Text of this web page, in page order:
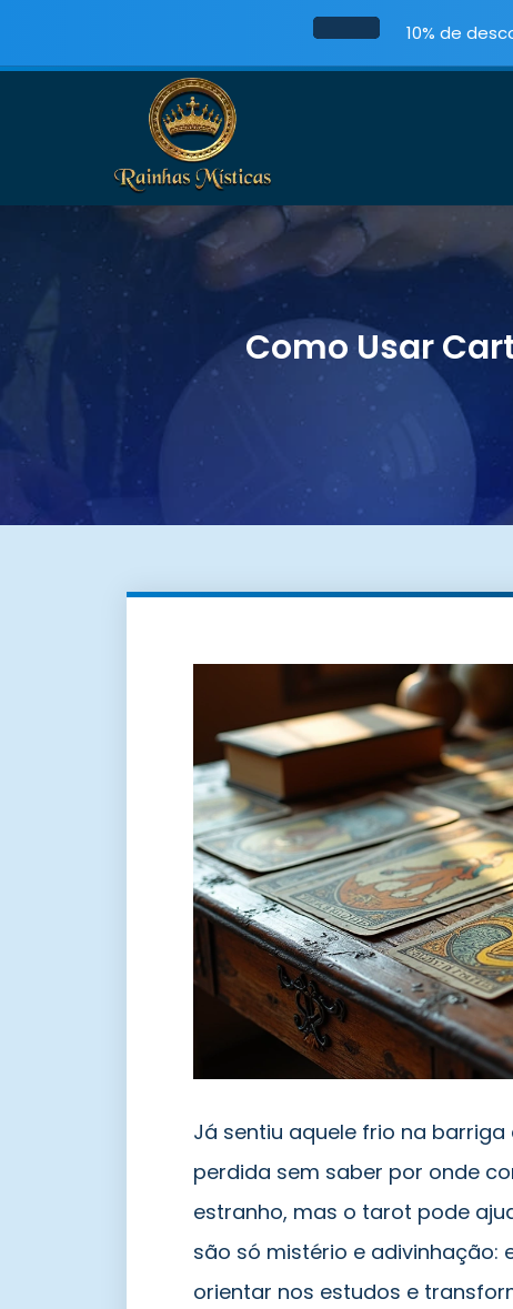
10% de
Como Usar
Já sentiu aquele frio na
perdida sem saber por onde
estranho, mas o tarot pode
são só mistério e
orientar nos estudos e